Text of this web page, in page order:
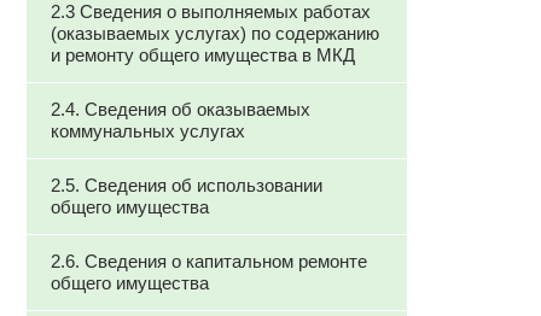
2.3 Сведения о выполняемых работах
(оказываемых услугах) по содержанию
и ремонту общего имущества в МКД
2.4. Сведения об оказываемых
коммунальных услугах
2.5. Сведения об использовании
общего имущества
2.6. Сведения о капитальном ремонте
общего имущества